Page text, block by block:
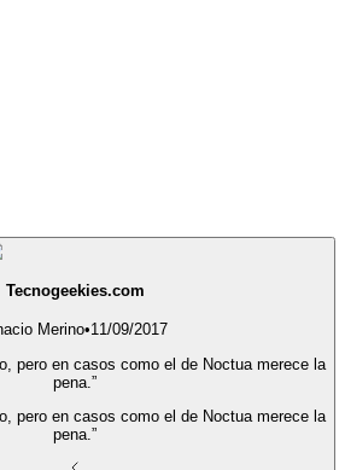
Tecnogeekies.com
Merino•11/09/2017
pero en casos como el de Noctua merece la
pena.”
pero en casos como el de Noctua merece la
pena.”